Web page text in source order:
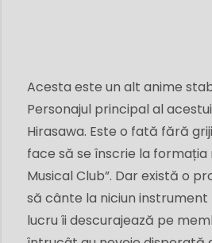
Acesta este un alt anime
Personajul principal al
Hirasawa. Este o fată fără
face să se înscrie la formația
Musical Club”. Dar există o
să cânte la niciun instrument
lucru îi descurajează pe